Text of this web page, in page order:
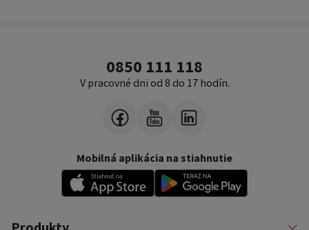
0850 111 118
V pracovné dni od 8 do 17 hodín.
Mobilná aplikácia na stiahnutie